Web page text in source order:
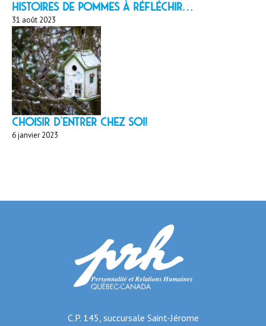
HISTOIRES DE POMMES À réfléchir…
31 août 2023
Choisir d'entrer chez soi!
6 janvier 2023
C.P. 145, succursale Saint-Jérome